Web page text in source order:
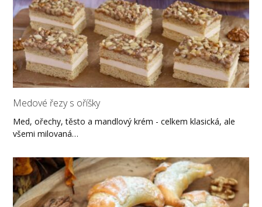
Medové řezy s oříšky
Med, ořechy, těsto a mandlový krém - celkem klasická, ale
všemi milovaná…